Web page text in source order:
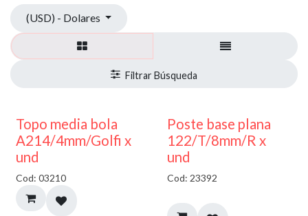
(USD) - Dolares
40% DESCUENTO
Topo media bola
A214/4mm/Golfi x
und
Cod: 03210
Poste base plana
122/T/8mm/R x
und
Cod: 23392